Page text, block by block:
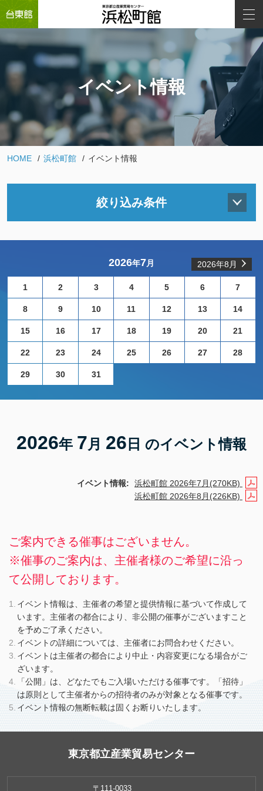
イベント情報
HOME 浜松町館 イベント情報
絞り込み条件
2026年7月 2026年8月
1 2 3 4 5 6 7
8 9 10 11 12 13 14
15 16 17 18 19 20 21
22 23 24 25 26 27 28
29 30 31
2026年 7月 26 日 のイベント情報
イベント情報:
浜松町館 2026年7月(270KB)
浜松町館 2026年8月(226KB)
ご案内できる催事はございません。
※催事のご案内は、主催者様のご希望に沿っ
て公開しております。
イベント情報は、主催者の希望と提供情報に基づいて作成して
います。主催者の都合により、非公開の催事がございますこと
を予めご了承ください。
イベントの詳細については、主催者にお問合わせください。
イベントは主催者の都合により中止・内容変更になる場合がご
ざいます。
「公開」は、どなたでもご入場いただける催事です。「招待」
は原則として主催者からの招待者のみが対象となる催事です。
イベント情報の無断転載は固くお断りいたします。
東京都立産業貿易センター
〒111-0033